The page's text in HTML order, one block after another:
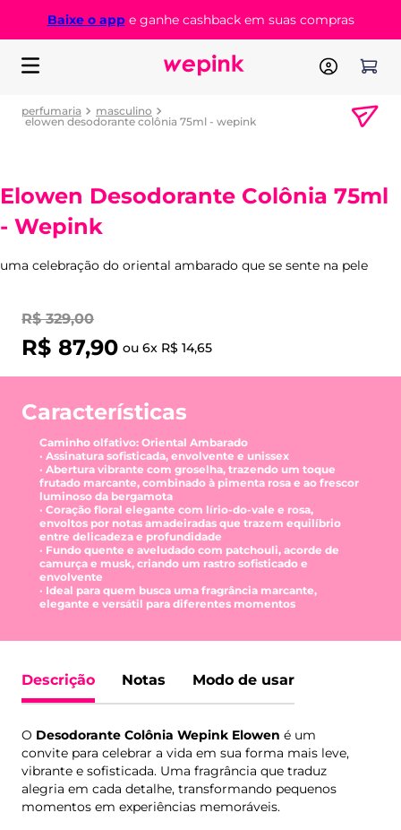
Baixe o appe ganhe cashback em suas compras
perfumaria
masculino
elowen desodorante colônia 75ml - wepink
Elowen Desodorante Colônia 75ml
- Wepink
uma celebração do oriental ambarado que se sente na pele
R$ 329,00
R$ 87,90 ou 6x R$ 14,65
Características
Caminho olfativo: Oriental Ambarado
· Assinatura sofisticada, envolvente e unissex
· Abertura vibrante com groselha, trazendo um toque
frutado marcante, combinado à pimenta rosa e ao frescor
luminoso da bergamota
· Coração floral elegante com lírio-do-vale e rosa,
envoltos por notas amadeiradas que trazem equilíbrio
entre delicadeza e profundidade
· Fundo quente e aveludado com patchouli, acorde de
camurça e musk, criando um rastro sofisticado e
envolvente
· Ideal para quem busca uma fragrância marcante,
elegante e versátil para diferentes momentos
Descrição Notas Modo de usar
O Desodorante Colônia Wepink Elowen é um
convite para celebrar a vida em sua forma mais leve,
vibrante e sofisticada. Uma fragrância que traduz
alegria em cada detalhe, transformando pequenos
momentos em experiências memoráveis.